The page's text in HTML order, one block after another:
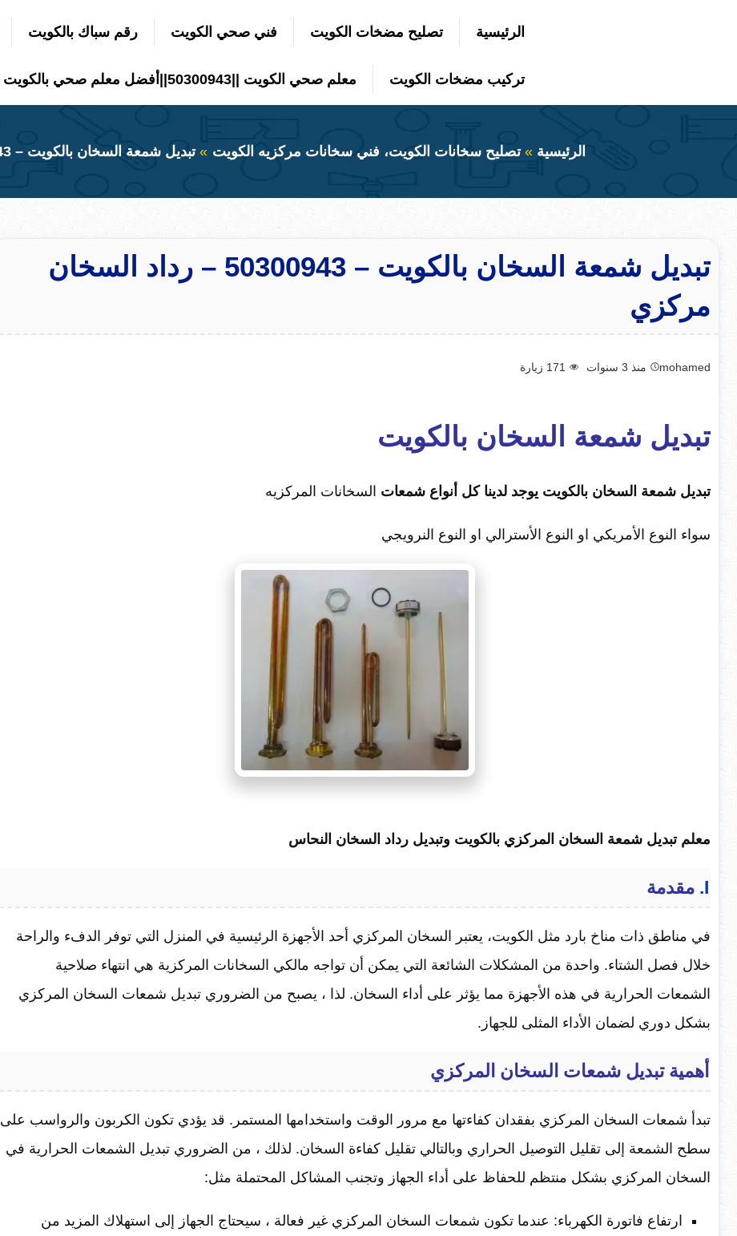
الرئيسية تصليح مضخات الكويت فني صحي الكويت رقم سباك بالكويت
تركيب مضخات الكويت معلم صحي الكويت ||50300943||أفضل معلم صحي بالكويت
الرئيسية تصليح سخانات الكويت، فني سخانات مركزيه الكويت تبديل شمعة السخان بالكويت – 50300943 – رداد السخان مركزي
تبديل شمعة السخان بالكويت – 50300943 – رداد السخان
مركزي
mohamed منذ 3 سنوات 171 زيارة
تبديل شمعة السخان بالكويت
تبديل شمعة السخان بالكويت يوجد لدينا كل أنواع شمعات السخانات المركزيه
سواء النوع الأمريكي او النوع الأسترالي او النوع النرويجي
معلم تبديل شمعة السخان المركزي بالكويت وتبديل رداد السخان النحاس
I. مقدمة
في مناطق ذات مناخ بارد مثل الكويت، يعتبر السخان المركزي أحد الأجهزة الرئيسية في المنزل التي توفر الدفء والراحة
خلال فصل الشتاء. واحدة من المشكلات الشائعة التي يمكن أن تواجه مالكي السخانات المركزية هي انتهاء صلاحية
الشمعات الحرارية في هذه الأجهزة مما يؤثر على أداء السخان. لذا ، يصبح من الضروري تبديل شمعات السخان المركزي
بشكل دوري لضمان الأداء المثلى للجهاز.
أهمية تبديل شمعات السخان المركزي
تبدأ شمعات السخان المركزي بفقدان كفاءتها مع مرور الوقت واستخدامها المستمر. قد يؤدي تكون الكربون والرواسب على
سطح الشمعة إلى تقليل التوصيل الحراري وبالتالي تقليل كفاءة السخان. لذلك ، من الضروري تبديل الشمعات الحرارية في
السخان المركزي بشكل منتظم للحفاظ على أداء الجهاز وتجنب المشاكل المحتملة مثل:
ارتفاع فاتورة الكهرباء: عندما تكون شمعات السخان المركزي غير فعالة ، سيحتاج الجهاز إلى استهلاك المزيد من